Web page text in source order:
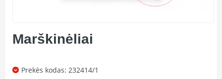
Marškinėliai
Prekės kodas: 232414/1